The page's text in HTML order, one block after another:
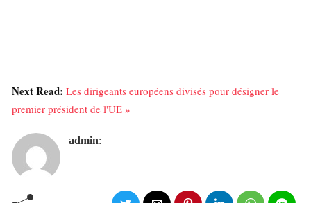
Next Read: Les dirigeants européens divisés pour désigner le
premier président de l'UE »
admin: